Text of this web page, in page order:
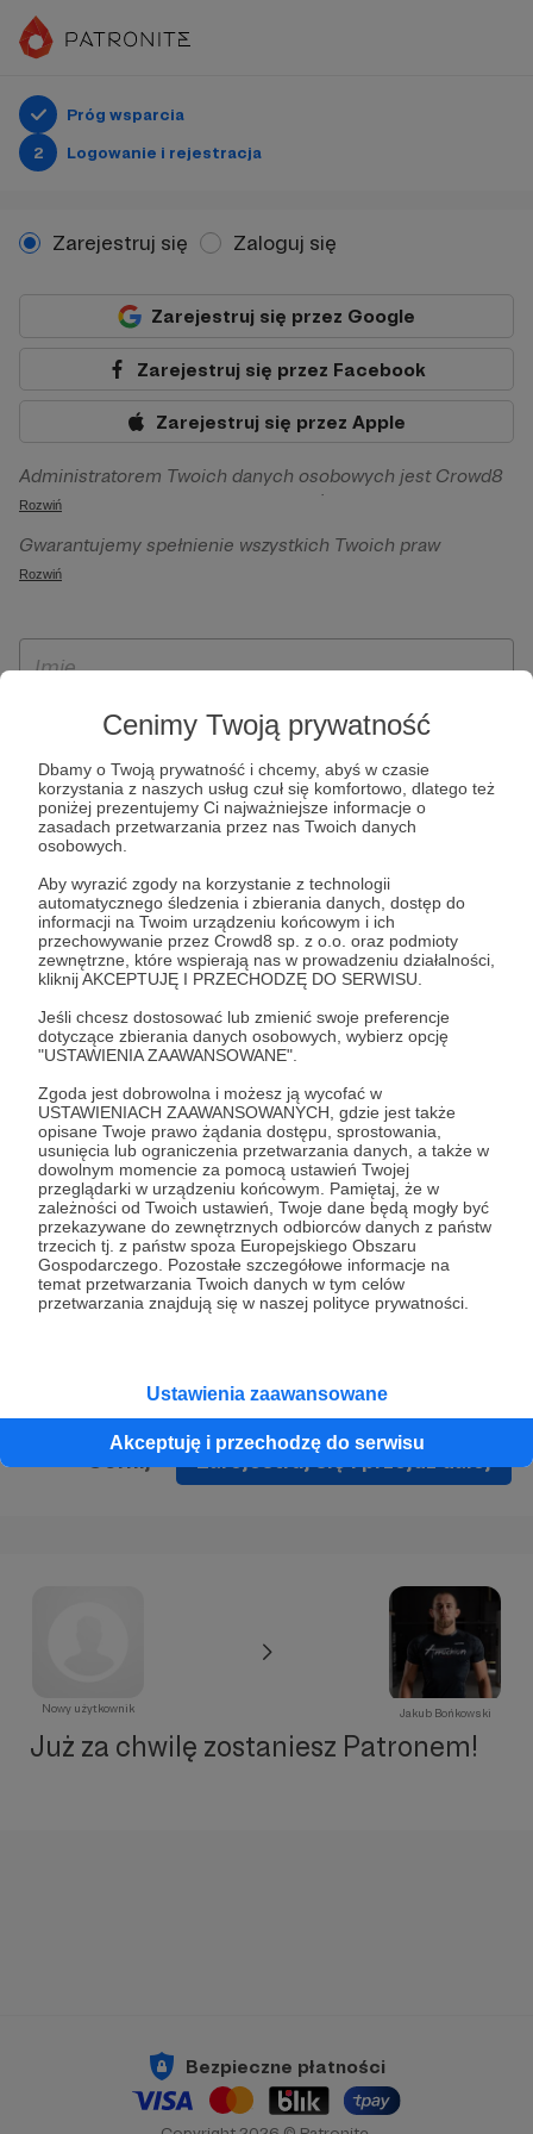
Cenimy Twoją prywatność
Dbamy o Twoją prywatność i chcemy, abyś w czasie
korzystania z naszych usług czuł się komfortowo, dlatego też
poniżej prezentujemy Ci najważniejsze informacje o
zasadach przetwarzania przez nas Twoich danych
osobowych.
Aby wyrazić zgody na korzystanie z technologii
automatycznego śledzenia i zbierania danych, dostęp do
informacji na Twoim urządzeniu końcowym i ich
przechowywanie przez Crowd8 sp. z o.o. oraz podmioty
zewnętrzne, które wspierają nas w prowadzeniu działalności,
kliknij AKCEPTUJĘ I PRZECHODZĘ DO SERWISU.
Jeśli chcesz dostosować lub zmienić swoje preferencje
dotyczące zbierania danych osobowych, wybierz opcję
"USTAWIENIA ZAAWANSOWANE".
Zgoda jest dobrowolna i możesz ją wycofać w
USTAWIENIACH ZAAWANSOWANYCH, gdzie jest także
opisane Twoje prawo żądania dostępu, sprostowania,
usunięcia lub ograniczenia przetwarzania danych, a także w
dowolnym momencie za pomocą ustawień Twojej
przeglądarki w urządzeniu końcowym. Pamiętaj, że w
zależności od Twoich ustawień, Twoje dane będą mogły być
przekazywane do zewnętrznych odbiorców danych z państw
trzecich tj. z państw spoza Europejskiego Obszaru
Gospodarczego. Pozostałe szczegółowe informacje na
temat przetwarzania Twoich danych w tym celów
przetwarzania znajdują się w naszej polityce prywatności.
Ustawienia zaawansowane
Akceptuję i przechodzę do serwisu
Próg wsparcia
2
Logowanie i rejestracja
Zarejestruj się Zaloguj się
Zarejestruj się przez Google
Zarejestruj się przez Facebook
Zarejestruj się przez Apple
Administratorem Twoich danych osobowych jest Crowd8
sp. z o.o. z siedziba w Warszawie, ul. Żwirki i Wigury 16, 02-
092 Warszawa. Twoje dane osobowe będą przetwarzane w
szczególności w celu wykonania umowy zawartej z Tobą, w
Patronite.pl, w tym możliwości dokonywania oraz
otrzymywania wsparcia na naszej platformie oraz
Rozwiń
Gwarantujemy spełnienie wszystkich Twoich praw
wynikających z ogólnego rozporządzenia o ochronie
ich przenoszenia, niepodlegania zautomatyzowanemu
wyrażenia sprzeciwu wobec przetwarzania Twoich danych
osobowych. Rejestracja dla osób niepełnoletnich możliwa
jest po przekazaniu podpisanego formularza "Zgodna na
założenie konta przez osobę niepełnoletnią", formularz
dostępny jest na stronie regulaminu Patronite.pl.
Rozwiń
* Zapoznałem się i akceptujęRegulaminserwisu oraz
* Wyrażam zgodę na przetwarzanie moich danych
osobowych podanych w formularzu rejestracyjnym w celu
prawidłowego świadczenia usług serwisu Patronite.
Wyrażam zgodę na otrzymywanie drogą elektroniczną
informacji handlowych - newslettera. Opcja ta może zostać
zmieniona w ustawieniach konta.
Zarejestruj się i przejdź dalej
Nowy użytkownik Jakub Bońkowski
Już za chwilę zostaniesz Patronem!
Bezpieczne płatności